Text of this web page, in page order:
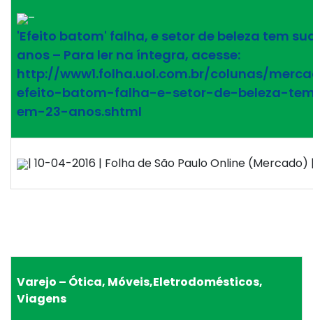
–
'Efeito batom' falha, e setor de beleza tem
anos – Para ler na íntegra, acesse:
http://www1.folha.uol.com.br/colunas/
efeito-batom-falha-e-setor-de-beleza-
em-23-anos.shtml
| 10-04-2016 | Folha de São Paulo Online (Mercado)
Varejo – Ótica, Móveis,Eletrodomésticos,
Viagens